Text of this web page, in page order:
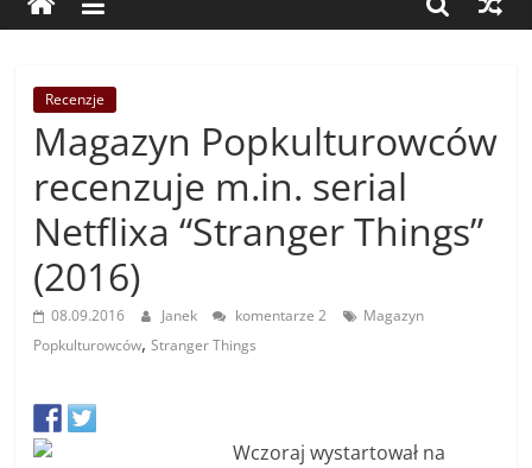
Recenzje
Magazyn Popkulturowców
recenzuje m.in. serial
Netflixa “Stranger Things”
(2016)
08.09.2016 Janek komentarze 2
Magazyn
Popkulturowców,Stranger Things
Wczoraj wystartował na